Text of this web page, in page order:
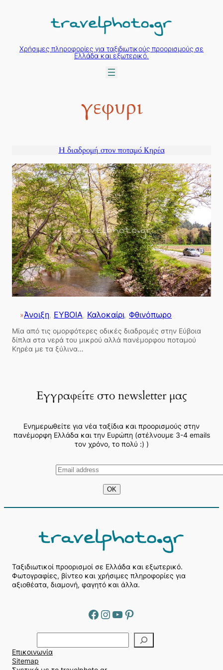
περιεχόμενο
Χρήσιμες πληροφορίες για ταξιδιωτικούς προορισμούς σε
Ελλάδα και εξωτερικό.
γεφυρι
Η διαδρομή στον ποταμό Κηρέα
»Άνοιξη, ΕΥΒΟΙΑ, Καλοκαίρι, Φθινόπωρο
Μία από τις ομορφότερες οδικές διαδρομές στην Εύβοια
δίπλα στα νερά του μικρού αλλά πανέμορφου ποταμού
Κηρέα με τα ξύλινα…
Εγγραφείτε στο newsletter μας
Ενημερωθείτε για νέα ταξίδια και προορισμούς στην
πανέμορφη Ελλάδα και την Ευρώπη (στέλνουμε 3-4 emails
τον χρόνο, το πολύ :) )
Ταξιδιωτικοί προορισμοί σε Ελλάδα και εξωτερικό.
Φωτογραφίες, βίντεο και χρήσιμες πληροφορίες για
αξιοθέατα, διαμονή, φαγητό και άλλα.
Facebook Instagram YouTube Pinterest
ν
α
Επικοινωνία
Sitemap